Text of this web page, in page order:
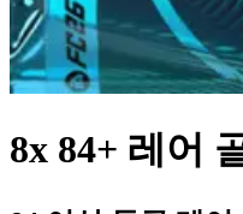
8x 84+ 레어